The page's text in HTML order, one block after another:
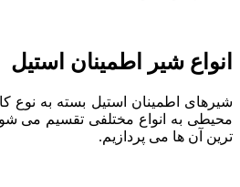
انواع شیر اطمینان استیل
شیرهای اطمینان استیل بسته به نوع
محیطی به انواع مختلفی تقسیم می‌
‌ترین آن ‌ها می ‌پردازیم.